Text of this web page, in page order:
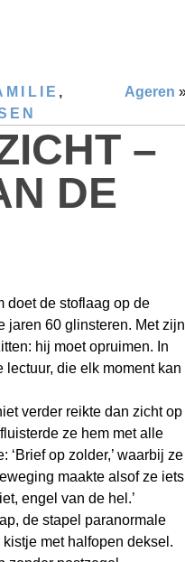
Ageren
,
–
DE
doet de stoflaag op de
jaren 60 glinsteren. Met zijn
hij moet opruimen. In
die elk moment kan
verder reikte dan zicht op
ze hem met alle
‘Brief op zolder,’ waarbij ze
maakte alsof ze iets
engel van de hel.’
de stapel paranormale
met halfopen deksel.